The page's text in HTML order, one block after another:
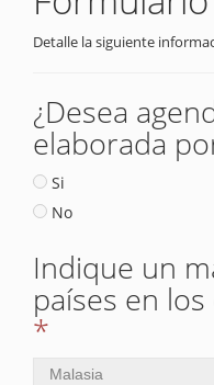
Detalle la siguiente
¿Desea
elaborada
Si
No
Indique un
países en
*